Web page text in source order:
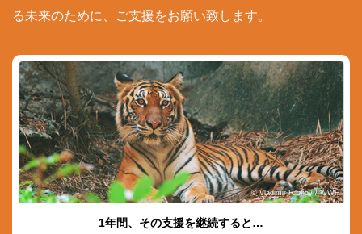
る未来のために、ご支援をお願い致します。
© Vladimir Filonov / WWF
1年間、その支援を継続すると…